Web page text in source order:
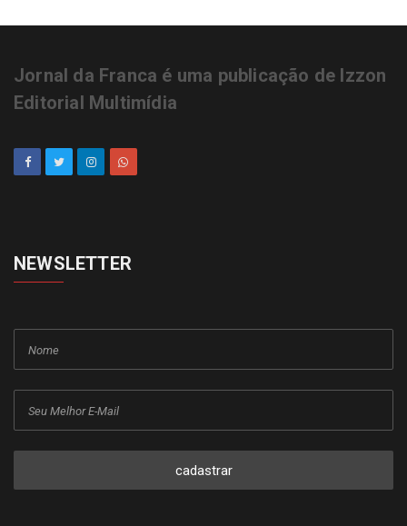
Jornal da Franca é uma publicação de Izzon
Editorial Multimídia
NEWSLETTER
cadastrar